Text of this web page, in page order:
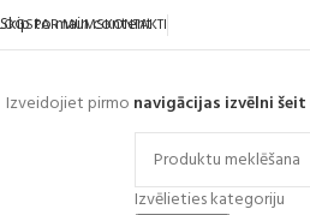
Skip to main content
PAR MUMSKONTAKTI
Izveidojiet pirmo navigācijas izvēlni šeit
Izvēlieties kategoriju